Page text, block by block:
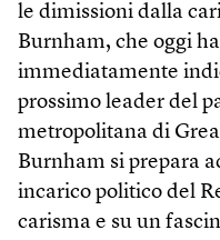
le dimissioni dalla
Burnham, che oggi
immediatamente
prossimo leader del
metropolitana di
Burnham si prepara
incarico politico del
carisma e su un